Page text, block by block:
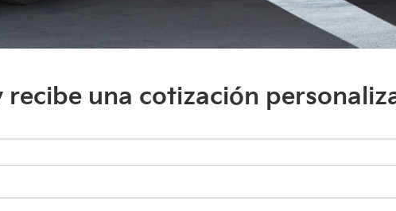
recibe una cotización